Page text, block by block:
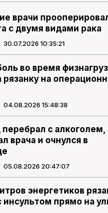
врачи
с двумя видами рака
30.07.2026 10:35:21
во время
рязанку на
04.08.2026 15:48:38
перебрал с алкоголем,
врача и очнулся в
05.08.2026 20:47:07
энергетиков
инсультом прямо на